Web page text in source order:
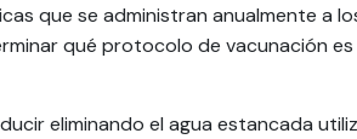
que se administran anualmente a
qué protocolo de vacunación es
eliminando el agua estancada